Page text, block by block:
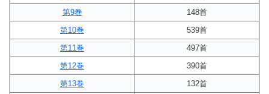
第9巻
148首
第10巻
539首
第11巻
497首
第12巻
390首
第13巻
132首